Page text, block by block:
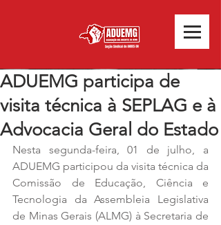
ADUEMG participa de
visita técnica à SEPLAG e à
Advocacia Geral do Estado
Nesta segunda-feira, 01 de julho, a
ADUEMG participou da visita técnica da
Comissão de Educação, Ciência e
Tecnologia da Assembleia Legislativa
de Minas Gerais (ALMG) à Secretaria de